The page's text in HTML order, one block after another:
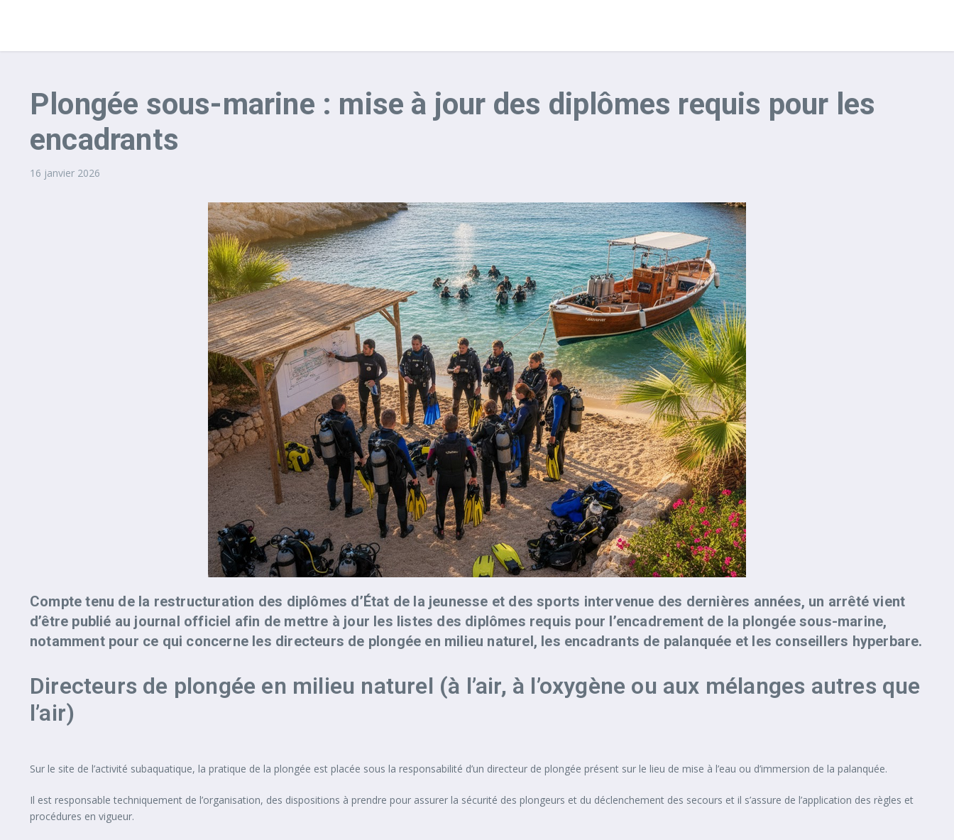
Plongée sous-marine : mise à jour des diplômes requis pour les
encadrants
16 janvier 2026
Compte tenu de la restructuration des diplômes d’État de la jeunesse et des sports intervenue des dernières années, un arrêté vient
d’être publié au journal officiel afin de mettre à jour les listes des diplômes requis pour l’encadrement de la plongée sous-marine,
notamment pour ce qui concerne les directeurs de plongée en milieu naturel, les encadrants de palanquée et les conseillers hyperbare.
Directeurs de plongée en milieu naturel (à l’air, à l’oxygène ou aux mélanges autres que
l’air)
Sur le site de l’activité subaquatique, la pratique de la plongée est placée sous la responsabilité d’un directeur de plongée présent sur le lieu de mise à l’eau ou d’immersion de la palanquée.
Il est responsable techniquement de l’organisation, des dispositions à prendre pour assurer la sécurité des plongeurs et du déclenchement des secours et il s’assure de l’application des règles et
procédures en vigueur.